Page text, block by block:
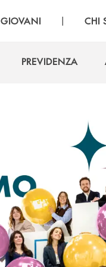
GIOVANI | CHI
PREVIDENZA